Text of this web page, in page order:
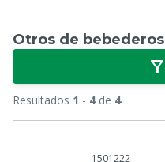
Otros de bebederos
Resultados 1 - 4de 4
1501222